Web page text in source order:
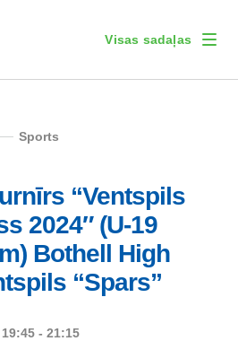
Visas sadaļas
Sports
“Ventspils
2024″ (U-19
Bothell High
“Spars”
- 21:15